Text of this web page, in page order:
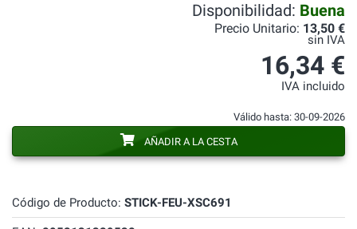
Código de Producto: STICK-FEU-XSC691
Disponibilidad: Buena
Precio Unitario: 13,50 €
sin IVA
16,34 €
IVA incluido
Válido hasta: 30-09-2026
AÑADIR A LA CESTA